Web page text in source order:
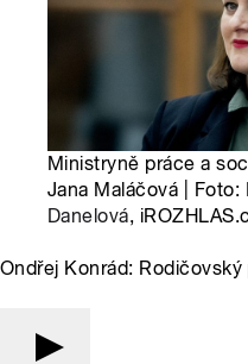
Ministryně práce a
Jana Maláčová | Foto:
Danelová,
Ondřej Konrád: